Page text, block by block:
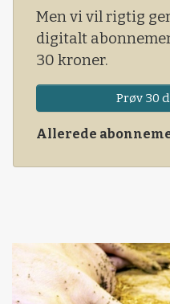
Men vi vil rigtig
digitalt
30 kroner.
Prøv 30
Allerede